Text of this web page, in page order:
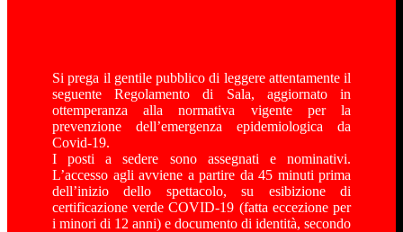
Si prega il gentile pubblico di leggere attentamente il
seguente Regolamento di Sala, aggiornato in
ottemperanza alla normativa vigente per la
prevenzione dell’emergenza epidemiologica da
Covid-19.
I posti a sedere sono assegnati e nominativi.
L’accesso agli avviene a partire da 45 minuti prima
dell’inizio dello spettacolo, su esibizione di
certificazione verde COVID-19 (fatta eccezione per
i minori di 12 anni) e documento di identità, secondo